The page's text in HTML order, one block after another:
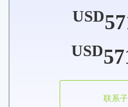
USD
USD
联系